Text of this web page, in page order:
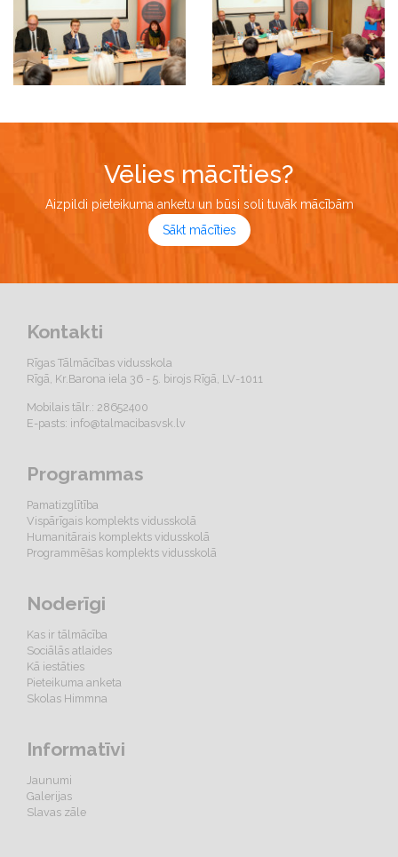
Vēlies mācīties?
Aizpildi pieteikuma anketu un būsi soli tuvāk mācībām
Sākt mācīties
Kontakti
Rīgas Tālmācības vidusskola
Rīgā, Kr.Barona iela 36 - 5. birojs Rīgā, LV-1011
Mobilais tālr.: 28652400
E-pasts: info@talmacibasvsk.lv
Programmas
Pamatizglītība
Vispārīgais komplekts vidusskolā
Humanitārais komplekts vidusskolā
Programmēšas komplekts vidusskolā
Noderīgi
Kas ir tālmācība
Sociālās atlaides
Kā iestāties
Pieteikuma anketa
Skolas Himmna
Informatīvi
Jaunumi
Galerijas
Slavas zāle